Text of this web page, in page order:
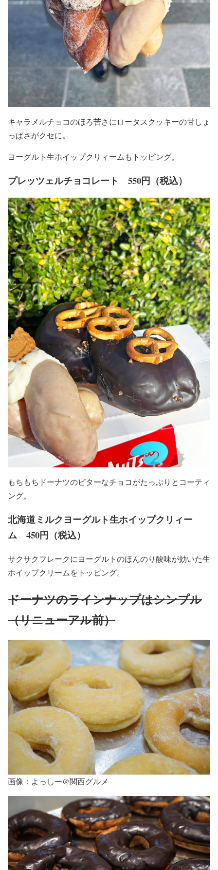
キャラメルチョコのほろ苦さにロータスクッキーの甘しょ
っぱさがクセに。
ヨーグルト生ホイップクリィームもトッピング。
プレッツェルチョコレート 550円（税込）
もちもちドーナツのビターなチョコがたっぷりとコーティ
ング。
北海道ミルクヨーグルト生ホイップクリィー
ム 450円（税込）
サクサクフレークにヨーグルトのほんのり酸味が効いた生
ホイップクリームをトッピング。
ドーナツのラインナップはシンプル
（リニューアル前）
画像：よっしー@関西グルメ